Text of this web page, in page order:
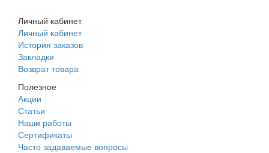
Личный кабинет
Личный кабинет
История заказов
Закладки
Возврат товара
Полезное
Акции
Статьи
Наши работы
Сертификаты
Часто задаваемые вопросы